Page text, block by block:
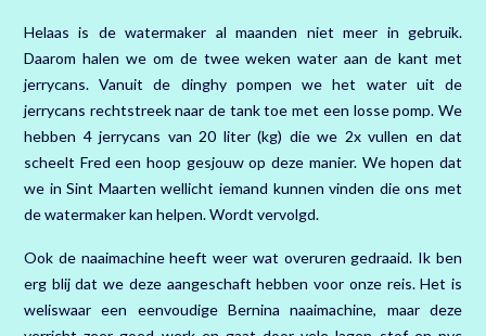
Helaas is de watermaker al maanden niet meer in gebruik.
Daarom halen we om de twee weken water aan de kant met
jerrycans. Vanuit de dinghy pompen we het water uit de
jerrycans rechtstreek naar de tank toe met een losse pomp. We
hebben 4 jerrycans van 20 liter (kg) die we 2x vullen en dat
scheelt Fred een hoop gesjouw op deze manier. We hopen dat
we in Sint Maarten wellicht iemand kunnen vinden die ons met
de watermaker kan helpen. Wordt vervolgd.
Ook de naaimachine heeft weer wat overuren gedraaid. Ik ben
erg blij dat we deze aangeschaft hebben voor onze reis. Het is
weliswaar een eenvoudige Bernina naaimachine, maar deze